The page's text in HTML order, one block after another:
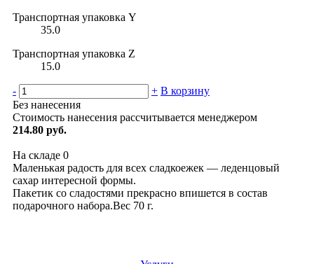
Транспортная упаковка Y
35.0
Транспортная упаковка Z
15.0
- + В корзину
Без нанесения
Стоимость нанесения рассчитывается менеджером
214.80 руб.
На складе 0
Маленькая радость для всех сладкоежек — леденцовый
сахар интересной формы.
Пакетик со сладостями прекрасно впишется в состав
подарочного набора.Вес 70 г.